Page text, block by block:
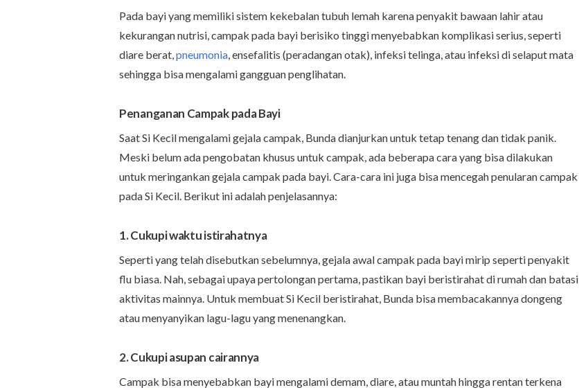
Pada bayi yang memiliki sistem kekebalan tubuh lemah karena penyakit bawaan lahir atau
kekurangan nutrisi, campak pada bayi berisiko tinggi menyebabkan komplikasi serius, seperti
diare berat,pneumonia, ensefalitis (peradangan otak), infeksi telinga, atau infeksi di selaput mata
sehingga bisa mengalami gangguan penglihatan.
Penanganan Campak pada Bayi
Saat Si Kecil mengalami gejala campak, Bunda dianjurkan untuk tetap tenang dan tidak panik.
Meski belum ada pengobatan khusus untuk campak, ada beberapa cara yang bisa dilakukan
untuk meringankan gejala campak pada bayi. Cara-cara ini juga bisa mencegah penularan campak
pada Si Kecil. Berikut ini adalah penjelasannya:
1. Cukupi waktu istirahatnya
Seperti yang telah disebutkan sebelumnya, gejala awal campak pada bayi mirip seperti penyakit
flu biasa. Nah, sebagai upaya pertolongan pertama, pastikan bayi beristirahat di rumah dan batasi
aktivitas mainnya. Untuk membuat Si Kecil beristirahat, Bunda bisa membacakannya dongeng
atau menyanyikan lagu-lagu yang menenangkan.
2. Cukupi asupan cairannya
Campak bisa menyebabkan bayi mengalami demam, diare, atau muntah hingga rentan terkena